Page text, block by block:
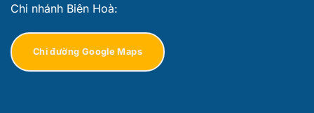
Chi nhánh Biên Hoà:
Chỉ đường Google Maps